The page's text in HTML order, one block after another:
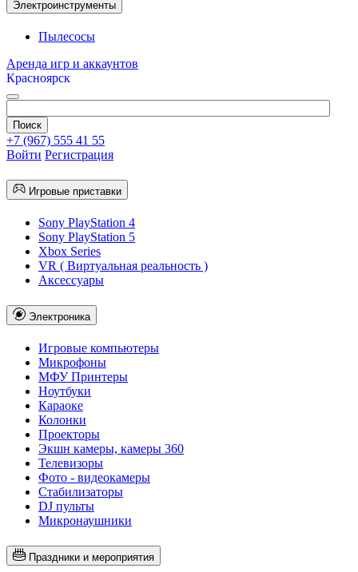
Электроинструменты
Пылесосы
Аренда игр и аккаунтов
Красноярск
+7 (967) 555 41 55
Войти Регистрация
Игровые приставки
Sony PlayStation 4
Sony PlayStation 5
Xbox Series
VR ( Виртуальная реальность )
Аксессуары
Электроника
Игровые компьютеры
Микрофоны
МФУ Принтеры
Ноутбуки
Караоке
Колонки
Проекторы
Экшн камеры, камеры 360
Телевизоры
Фото - видеокамеры
Стабилизаторы
DJ пульты
Микронаушники
Праздники и мероприятия